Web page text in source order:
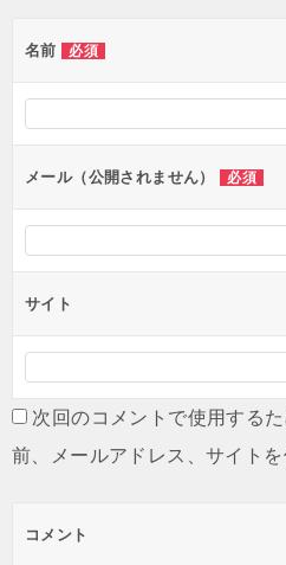
ー
シ
ン
名前 必須
メール（公開されません） 必須
サイト
次回のコメントで使用する
前、メールアドレス、サイトを
コメント